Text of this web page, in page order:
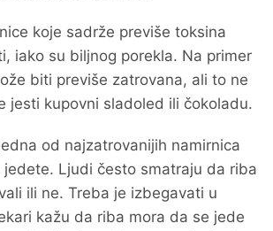
koje sadrže previše toksina
iako su biljnog porekla. Na primer
biti previše zatrovana, ali to ne
jesti kupovni sladoled ili čokoladu.
od najzatrovanijih namirnica
Ljudi često smatraju da riba
ili ne. Treba je izbegavati u
kažu da riba mora da se jede